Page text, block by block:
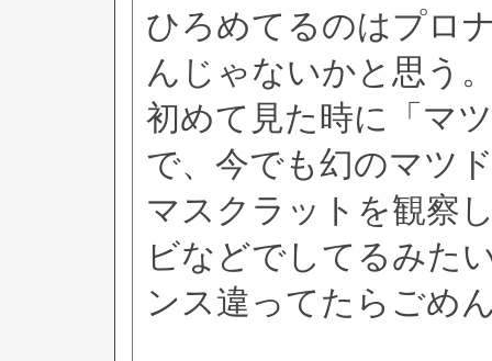
ひろめてるのはプロ
んじゃないかと思う
初めて見た時に「マ
で、今でも幻のマツ
マスクラットを観察
ビなどでしてるみた
ンス違ってたらごめ